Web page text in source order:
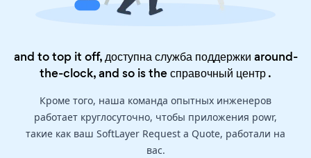
and to top it off, доступна служба поддержки around-
the-clock, and so is theсправочный центр.
Кроме того, наша команда опытных инженеров
работает круглосуточно, чтобы приложения powr,
такие как ваш SoftLayer Request a Quote, работали на
вас.